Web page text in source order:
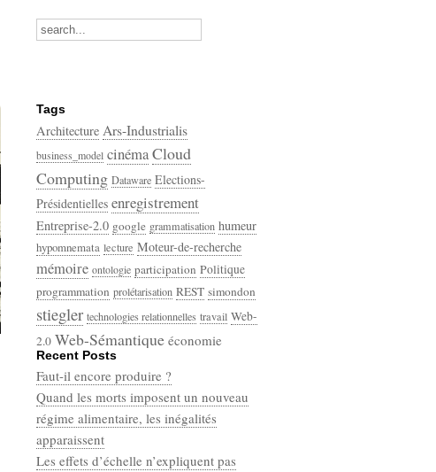
Recent Posts
Faut-il encore produire ?
Quand les morts imposent un nouveau
régime alimentaire, les inégalités
apparaissent
Les effets d’échelle n’expliquent pas
Tags
Architecture Ars-Industrialis
business_model cinémaCloud
Computing Dataware Elections-
Présidentielles enregistrement
Entreprise-2.0 google grammatisation humeur
hypomnemata lecture Moteur-de-recherche
mémoire ontologie participation Politique
programmation prolétarisation REST simondon
stiegler technologies relationnelles travail Web-
2.0 Web-Sémantique économie
écriture
Categories
Défaut